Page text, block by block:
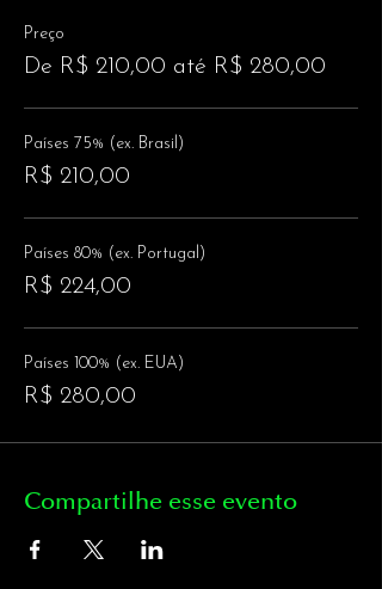
Preço
De R$ 210,00 até R$ 280,00
Países 75% (ex. Brasil)
R$ 210,00
Países 80% (ex. Portugal)
R$ 224,00
Países 100% (ex. EUA)
R$ 280,00
Compartilhe esse evento